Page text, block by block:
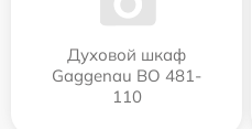
Духовой шкаф
Gaggenau BO 481-
110